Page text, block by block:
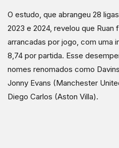
O estudo, que abrangeu 28
2023 e 2024, revelou que Ruan
arrancadas por jogo, com uma
8,74 por partida. Esse
nomes renomados como
Jonny Evans (Manchester
Diego Carlos (Aston Villa).